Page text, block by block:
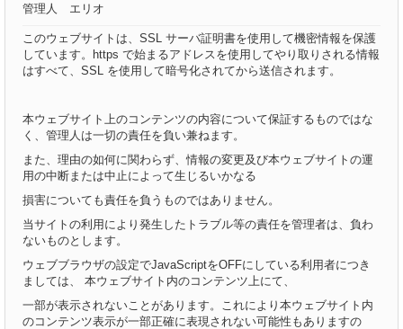
管理人 エリオ
このウェブサイトは、SSL サーバ証明書を使用して機密情報を保護
しています。https で始まるアドレスを使用してやり取りされる情報
はすべて、SSL を使用して暗号化されてから送信されます。
本ウェブサイト上のコンテンツの内容について保証するものではな
く、管理人は一切の責任を負い兼ねます。
また、理由の如何に関わらず、情報の変更及び本ウェブサイトの運
用の中断または中止によって生じるいかなる
損害についても責任を負うものではありません。
当サイトの利用により発生したトラブル等の責任を管理者は、負わ
ないものとします。
ウェブブラウザの設定でJavaScriptをOFFにしている利用者につき
ましては、 本ウェブサイト内のコンテンツ上にて、
一部が表示されないことがあります。これにより本ウェブサイト内
のコンテンツ表示が一部正確に表現されない可能性もありますの